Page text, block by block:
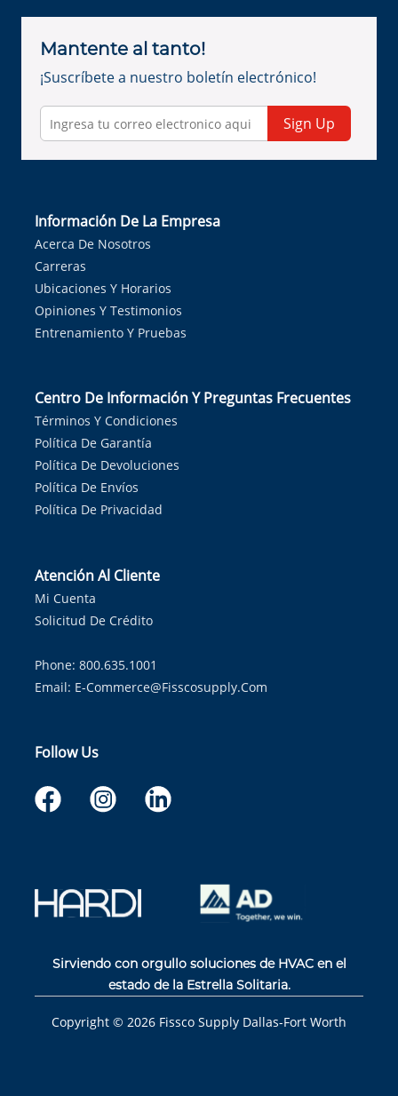
Mantente al tanto!
¡Suscríbete a nuestro boletín electrónico!
Sign Up
Información De La Empresa
Acerca De Nosotros
Carreras
Ubicaciones Y Horarios
Opiniones Y Testimonios
Entrenamiento Y Pruebas
Centro De Información Y Preguntas Frecuentes
Términos Y Condiciones
Política De Garantía
Política De Devoluciones
Política De Envíos
Política De Privacidad
Atención Al Cliente
Mi Cuenta
Solicitud De Crédito
Phone: 800.635.1001
Email: E-Commerce@fisscosupply.com
Follow Us
Sirviendo con orgullo soluciones de HVAC en el
estado de la Estrella Solitaria.
Copyright © 2026 Fissco Supply Dallas-Fort Worth